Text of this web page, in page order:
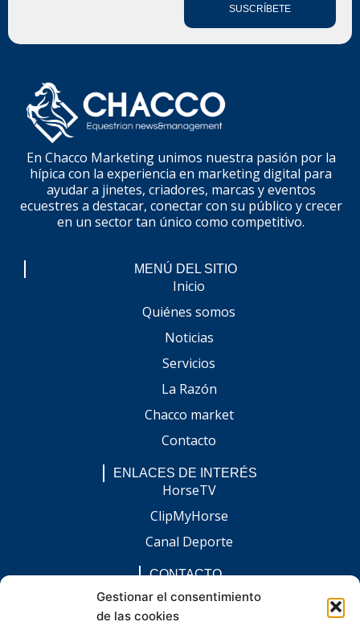
Gestionar el consentimiento
de las cookies
SUSCRÍBETE
En Chacco Marketing unimos nuestra pasión por la
hípica con la experiencia en marketing digital para
ayudar a jinetes, criadores, marcas y eventos
ecuestres a destacar, conectar con su público y crecer
en un sector tan único como competitivo.
MENÚ DEL SITIO
Inicio
Quiénes somos
Noticias
Servicios
La Razón
Chacco market
Contacto
ENLACES DE INTERÉS
HorseTV
ClipMyHorse
Canal Deporte
CONTACTO
comunicacion@chaccoinfo.com
Presentes en todo el ámbito nacional